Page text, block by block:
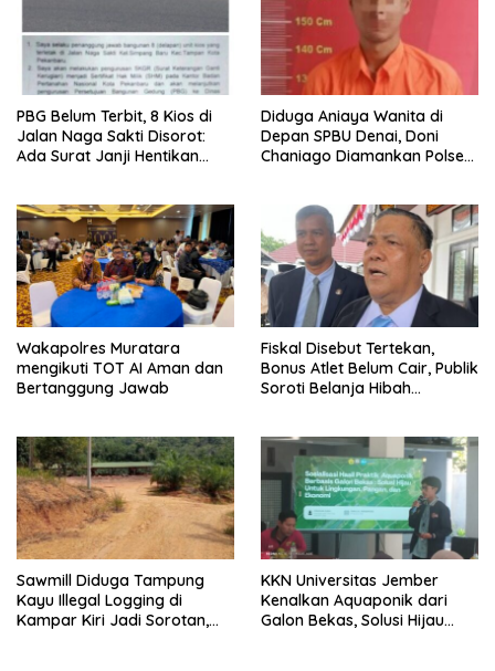
PBG Belum Terbit, 8 Kios di
Jalan Naga Sakti Disorot:
Ada Surat Janji Hentikan
Diduga Aniaya Wanita di
Depan SPBU Denai, Doni
Chaniago Diamankan Polsek
Wakapolres Muratara
mengikuti TOT AI Aman dan
Bertanggung Jawab
Fiskal Disebut Tertekan,
Bonus Atlet Belum Cair, Publik
Soroti Belanja Hibah
Sawmill Diduga Tampung
Kayu Illegal Logging di
Kampar Kiri Jadi Sorotan,
KKN Universitas Jember
Kenalkan Aquaponik dari
Galon Bekas, Solusi Hijau